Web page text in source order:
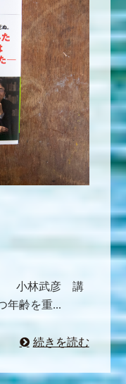
」 小林武彦 講
年齢を重...
続きを読む